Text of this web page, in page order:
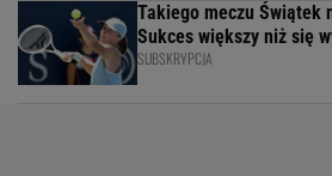
Takiego meczu Świątek
Sukces większy niż się
SUBSKRYPCJA